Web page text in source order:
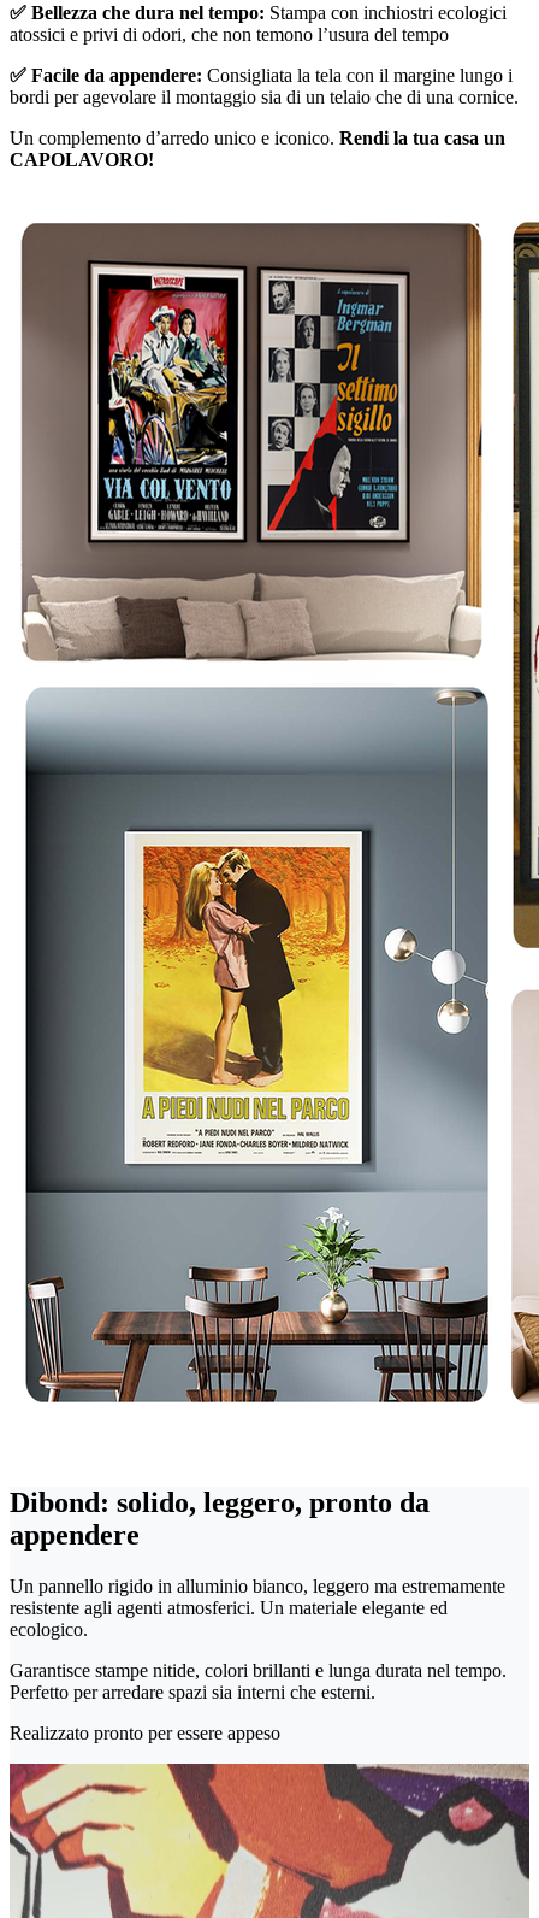
✅ Bellezza che dura nel tempo: Stampa con inchiostri ecologici
atossici e privi di odori, che non temono l’usura del tempo
✅ Facile da appendere: Consigliata la tela con il margine lungo i
bordi per agevolare il montaggio sia di un telaio che di una cornice.
Un complemento d’arredo unico e iconico. Rendi la tua casa un
CAPOLAVORO!
Dibond: solido, leggero, pronto da
appendere
Un pannello rigido in alluminio bianco, leggero ma estremamente
resistente agli agenti atmosferici. Un materiale elegante ed
ecologico.
Garantisce stampe nitide, colori brillanti e lunga durata nel tempo.
Perfetto per arredare spazi sia interni che esterni.
Realizzato pronto per essere appeso